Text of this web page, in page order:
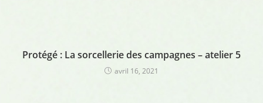
Protégé : La sorcellerie des campagnes – atelier 5
avril 16, 2021